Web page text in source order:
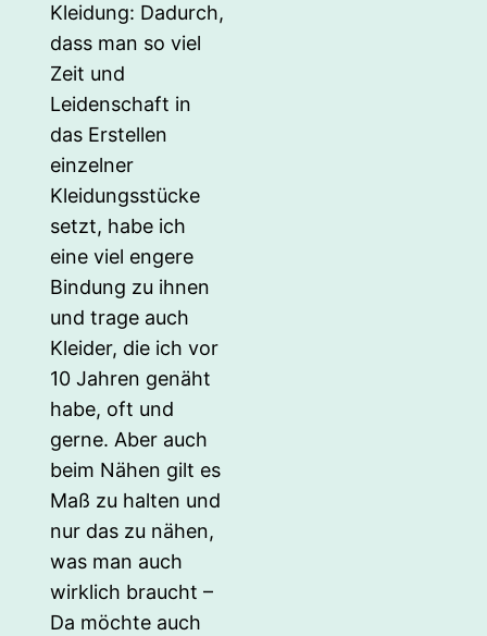
Kleidung: Dadurch,
dass man so viel
Zeit und
Leidenschaft in
das Erstellen
einzelner
Kleidungsstücke
setzt, habe ich
eine viel engere
Bindung zu ihnen
und trage auch
Kleider, die ich vor
10 Jahren genäht
habe, oft und
gerne. Aber auch
beim Nähen gilt es
Maß zu halten und
nur das zu nähen,
was man auch
wirklich braucht –
Da möchte auch